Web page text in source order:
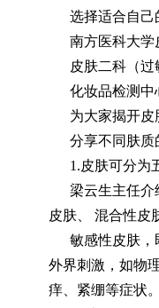
选择适合自己
南方医科大学
皮肤二科（
化妆品检测
为大家揭开皮
分享不同肤质
1.皮肤可分为
梁云生主任
皮肤、 混合性皮
敏感性皮肤
外界刺激，如物
痒、紧绷等症状